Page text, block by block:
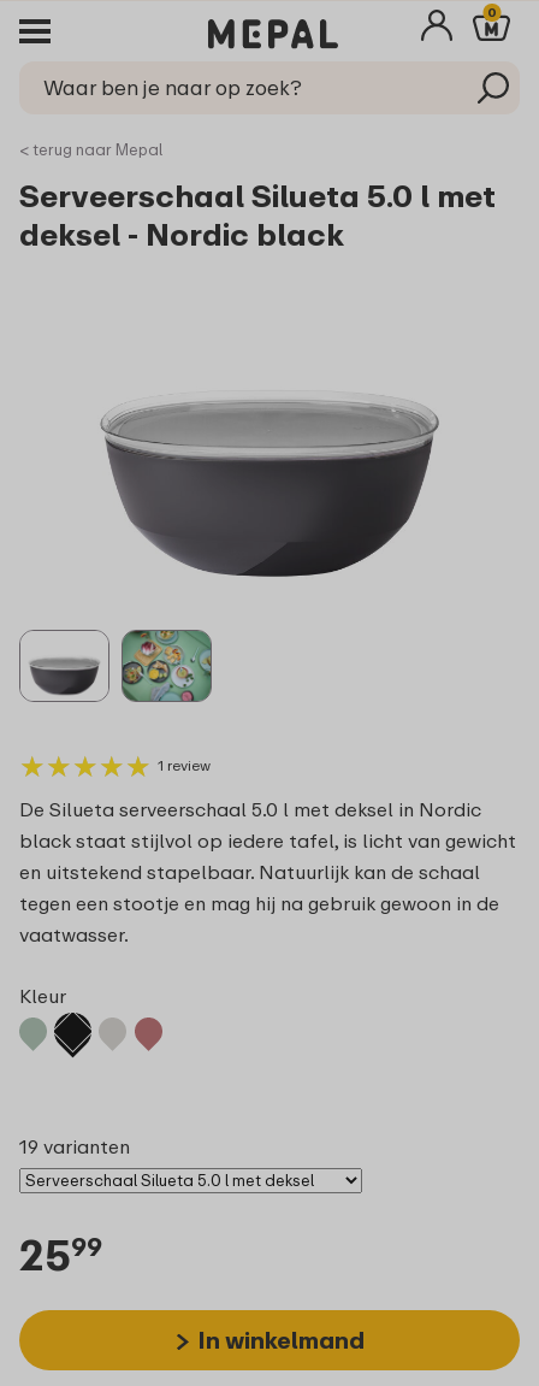
0
< terug naar Mepal
Serveerschaal Silueta 5.0 l met
deksel - Nordic black
★★★★★
★★★★★ 1 review
De Silueta serveerschaal 5.0 l met deksel in Nordic
black staat stijlvol op iedere tafel, is licht van gewicht
en uitstekend stapelbaar. Natuurlijk kan de schaal
tegen een stootje en mag hij na gebruik gewoon in de
vaatwasser.
Kleur
19 varianten
2599
In winkelmand